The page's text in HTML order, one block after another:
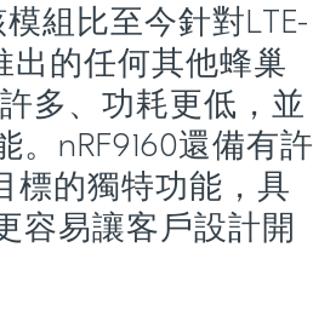
組比至今針對LTE-
出的任何其他蜂巢
多、功耗更低，並
。nRF9160還備有許
標的獨特功能，具
容易讓客戶設計開